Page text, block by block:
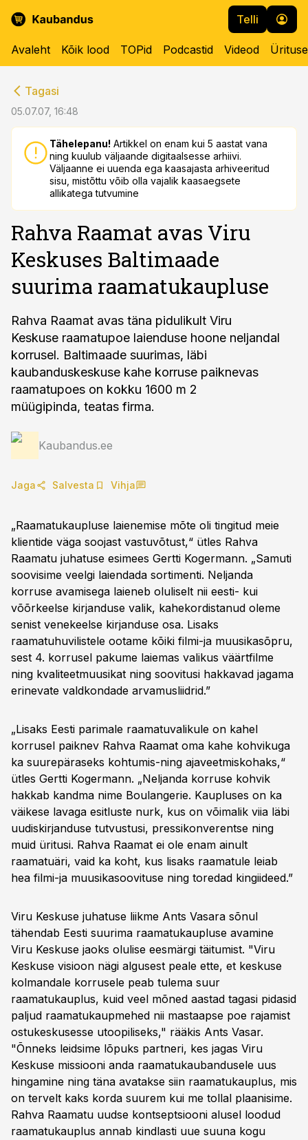
Telli
Avaleht Kõik lood TOPid Podcastid Videod
Tagasi
05.07.07, 16:48
Tähelepanu! Artikkel on enam kui 5 aastat vana
ning kuulub väljaande digitaalsesse arhiivi.
Väljaanne ei uuenda ega kaasajasta arhiveeritud
sisu, mistõttu võib olla vajalik kaasaegsete
allikatega tutvumine
Rahva Raamat avas Viru
Keskuses Baltimaade
suurima raamatukaupluse
Rahva Raamat avas täna pidulikult Viru
Keskuse raamatupoe laienduse hoone neljandal
korrusel. Baltimaade suurimas, läbi
kaubanduskeskuse kahe korruse paiknevas
raamatupoes on kokku 1600 m 2
müügipinda, teatas firma.
Kaubandus.ee
Jaga Salvesta Vihja
„Raamatukaupluse laienemise mõte oli tingitud meie
klientide väga soojast vastuvõtust,“ ütles Rahva
Raamatu juhatuse esimees Gertti Kogermann. „Samuti
soovisime veelgi laiendada sortimenti. Neljanda
korruse avamisega laieneb oluliselt nii eesti- kui
võõrkeelse kirjanduse valik, kahekordistanud oleme
senist venekeelse kirjanduse osa. Lisaks
raamatuhuvilistele ootame kõiki filmi-ja muusikasõpru,
sest 4. korrusel pakume laiemas valikus väärtfilme
ning kvaliteetmuusikat ning soovitusi hakkavad jagama
erinevate valdkondade arvamusliidrid.”
„Lisaks Eesti parimale raamatuvalikule on kahel
korrusel paiknev Rahva Raamat oma kahe kohvikuga
ka suurepäraseks kohtumis-ning ajaveetmiskohaks,“
ütles Gertti Kogermann. „Neljanda korruse kohvik
hakkab kandma nime Boulangerie. Kaupluses on ka
väikese lavaga esitluste nurk, kus on võimalik viia läbi
uudiskirjanduse tutvustusi, pressikonverentse ning
muid üritusi. Rahva Raamat ei ole enam ainult
raamatuäri, vaid ka koht, kus lisaks raamatule leiab
hea filmi-ja muusikasoovituse ning toredad kingiideed.”
Viru Keskuse juhatuse liikme Ants Vasara sõnul
tähendab Eesti suurima raamatukaupluse avamine
Viru Keskuse jaoks olulise eesmärgi täitumist. "Viru
Keskuse visioon nägi algusest peale ette, et keskuse
kolmandale korrusele peab tulema suur
raamatukauplus, kuid veel mõned aastad tagasi pidasid
paljud raamatukaupmehed nii mastaapse poe rajamist
ostukeskusesse utoopiliseks," rääkis Ants Vasar.
"Õnneks leidsime lõpuks partneri, kes jagas Viru
Keskuse missiooni anda raamatukaubandusele uus
hingamine ning täna avatakse siin raamatukauplus, mis
on tervelt kaks korda suurem kui me tollal plaanisime.
Rahva Raamatu uudse kontseptsiooni alusel loodud
raamatukauplus annab kindlasti uue suuna kogu